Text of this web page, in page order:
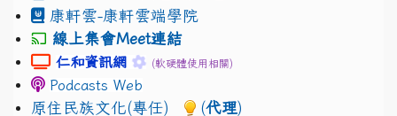
康軒雲-康軒雲端學院
線上集會Meet連結
link to https://sites.google.com/
仁和資訊網 link to https://sites.google.com/
(軟硬體使用相關)
Podcasts Web
原住民族文化(專任) (代理)